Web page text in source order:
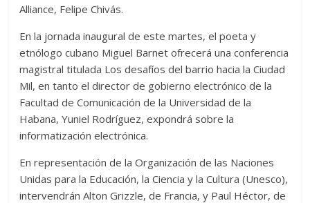
Alliance, Felipe Chivás.
En la jornada inaugural de este martes, el poeta y
etnólogo cubano Miguel Barnet ofrecerá una conferencia
magistral titulada Los desafíos del barrio hacia la Ciudad
Mil, en tanto el director de gobierno electrónico de la
Facultad de Comunicación de la Universidad de la
Habana, Yuniel Rodríguez, expondrá sobre la
informatización electrónica.
En representación de la Organización de las Naciones
Unidas para la Educación, la Ciencia y la Cultura (Unesco),
intervendrán Alton Grizzle, de Francia, y Paul Héctor, de